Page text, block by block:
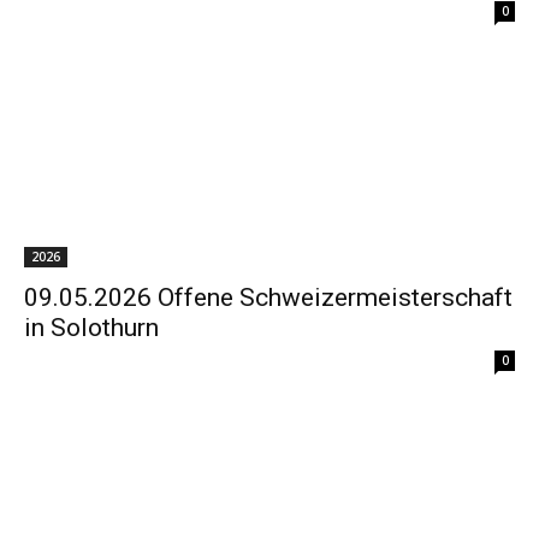
0
2026
09.05.2026 Offene Schweizermeisterschaft
in Solothurn
0